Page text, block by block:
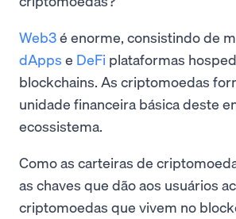
Web3é enorme, consistindo de
dApps e DeFi plataformas
blockchains. As criptomoedas
unidade financeira básica deste
ecossistema.
Como as carteiras de
as chaves que dão aos usuários
criptomoedas que vivem no